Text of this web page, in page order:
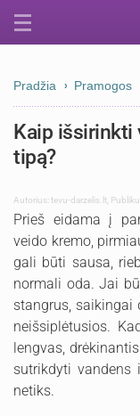
Pradžia Pramogos
Kaip išsirinkti
tipą?
Autorius:tevu-darzelis.lt
Prieš eidama į
veido kremo,
gali būti sausa,
normali oda. Jai
stangrus, saikingai
neišsiplėtusios.
lengvas,
sutrikdyti vandens
netiks.